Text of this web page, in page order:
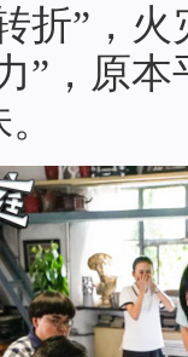
折”，
”，原